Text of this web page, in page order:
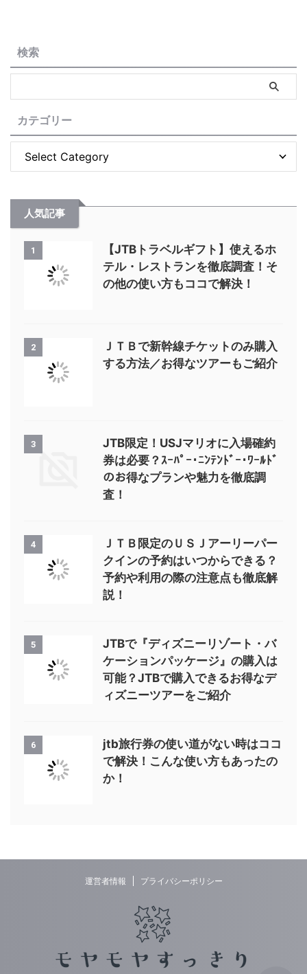
検索
カテゴリー
人気記事
1
【JTBトラベルギフト】使えるホ
テル・レストランを徹底調査！そ
の他の使い方もココで解決！
2
ＪＴＢで新幹線チケットのみ購入
する方法／お得なツアーもご紹介
3
JTB限定！USJマリオに入場確約
券は必要？ｽｰﾊﾟｰ･ﾆﾝﾃﾝﾄﾞｰ･ﾜｰﾙﾄﾞ
のお得なプランや魅力を徹底調
査！
4
ＪＴＢ限定のＵＳＪアーリーパー
クインの予約はいつからできる？
予約や利用の際の注意点も徹底解
説！
5
JTBで『ディズニーリゾート・バ
ケーションパッケージ』の購入は
可能？JTBで購入できるお得なデ
ィズニーツアーをご紹介
6
jtb旅行券の使い道がない時はココ
で解決！こんな使い方もあったの
か！
運営者情報 プライバシーポリシー